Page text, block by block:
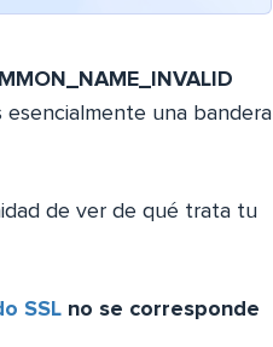
una bandera
de ver de qué trata tu
SSL no se corresponde